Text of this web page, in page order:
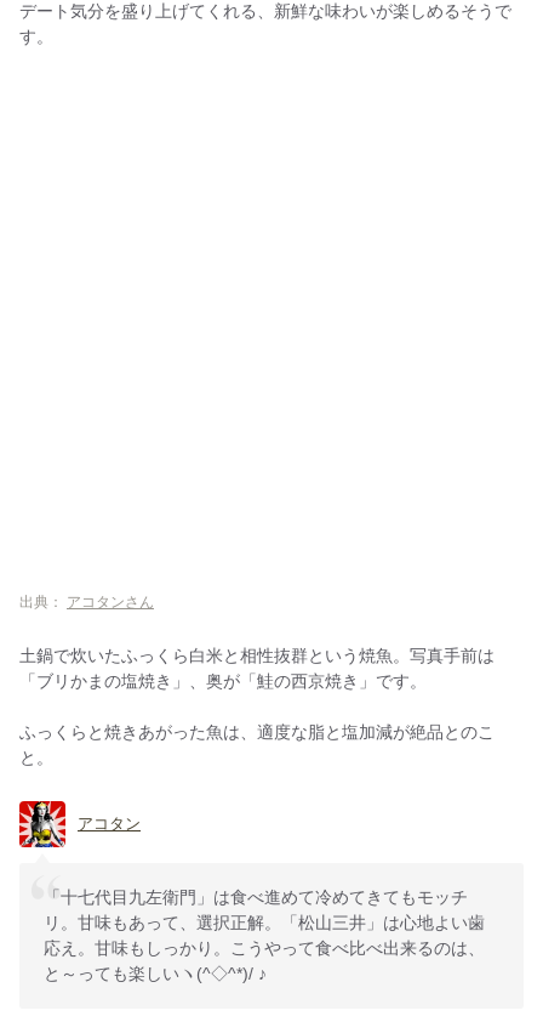
デート気分を盛り上げてくれる、新鮮な味わいが楽しめるそうで
す。
出典： アコタンさん
土鍋で炊いたふっくら白米と相性抜群という焼魚。写真手前は
「ブリかまの塩焼き」、奥が「鮭の西京焼き」です。
ふっくらと焼きあがった魚は、適度な脂と塩加減が絶品とのこ
と。
アコタン
「十七代目九左衛門」は食べ進めて冷めてきてもモッチ
リ。甘味もあって、選択正解。「松山三井」は心地よい歯
応え。甘味もしっかり。こうやって食べ比べ出来るのは、
と～っても楽しいヽ(^◇^*)/ ♪